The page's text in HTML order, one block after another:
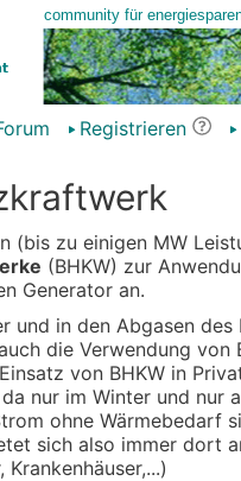
Registrieren
(bis zu einigen MW
(BHKW) zur
Generator an.
und in den Abgasen
die Verwendung von
von BHKW in
nur im Winter und nur
ohne Wärmebedarf
sich also immer dort
Krankenhäuser,...)